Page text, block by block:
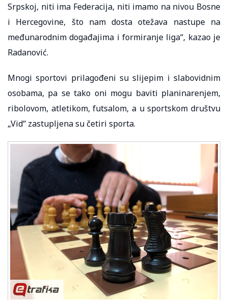
Srpskoj, niti ima Federacija, niti imamo na nivou Bosne
i Hercegovine, što nam dosta otežava nastupe na
međunarodnim događajima i formiranje liga“, kazao je
Radanović.
Mnogi sportovi prilagođeni su slijepim i slabovidnim
osobama, pa se tako oni mogu baviti planinarenjem,
ribolovom, atletikom, futsalom, a u sportskom društvu
„Vid“ zastupljena su četiri sporta.